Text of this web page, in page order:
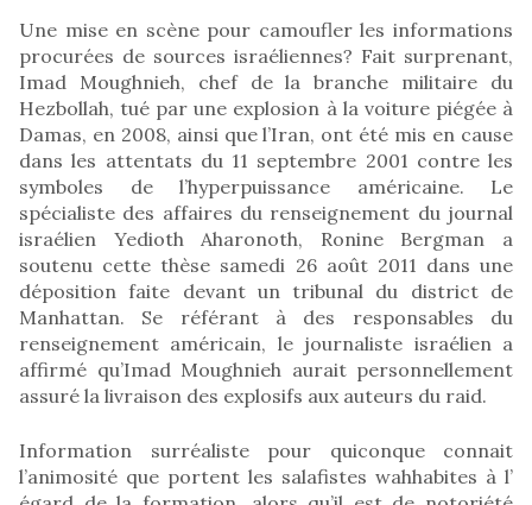
Une mise en scène pour camoufler les informations
procurées de sources israéliennes? Fait surprenant,
Imad Moughnieh, chef de la branche militaire du
Hezbollah, tué par une explosion à la voiture piégée à
Damas, en 2008, ainsi que l’Iran, ont été mis en cause
dans les attentats du 11 septembre 2001 contre les
symboles de l’hyperpuissance américaine. Le
spécialiste des affaires du renseignement du journal
israélien Yedioth Aharonoth, Ronine Bergman a
soutenu cette thèse samedi 26 août 2011 dans une
déposition faite devant un tribunal du district de
Manhattan. Se référant à des responsables du
renseignement américain, le journaliste israélien a
affirmé qu’Imad Moughnieh aurait personnellement
assuré la livraison des explosifs aux auteurs du raid.
Information surréaliste pour quiconque connait
l’animosité que portent les salafistes wahhabites à l’